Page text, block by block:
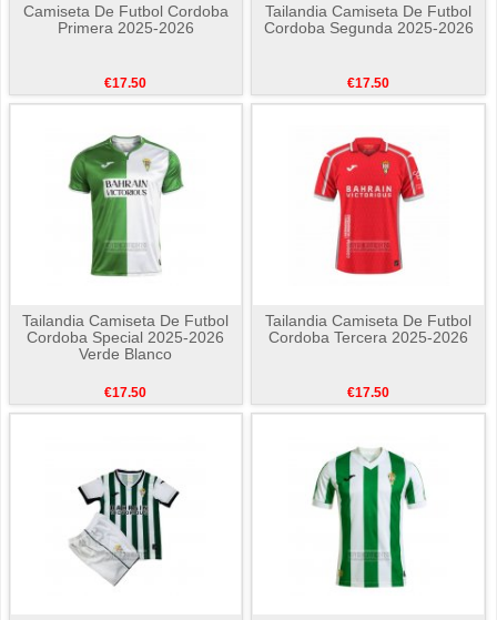
Camiseta De Futbol Cordoba
Primera 2025-2026
€17.50
Tailandia Camiseta De Futbol
Cordoba Segunda 2025-2026
€17.50
Tailandia Camiseta De Futbol
Cordoba Special 2025-2026
Verde Blanco
€17.50
Tailandia Camiseta De Futbol
Cordoba Tercera 2025-2026
€17.50